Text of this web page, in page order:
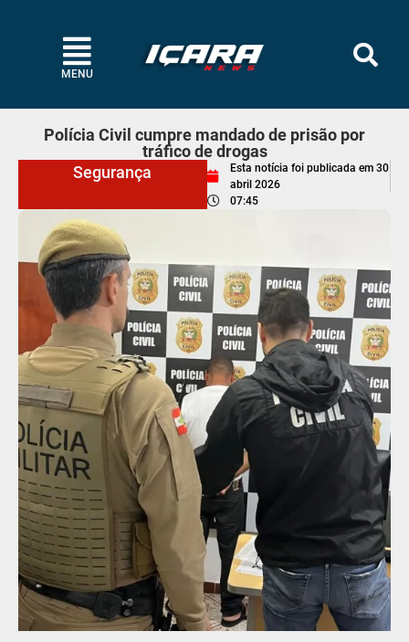
MENU
Polícia Civil cumpre mandado de prisão por
tráfico de drogas
Segurança
Esta notícia foi publicada em 30
abril 2026
07:45